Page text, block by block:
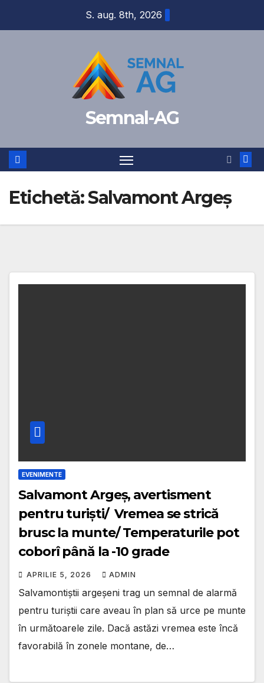
S. aug. 8th, 2026
Semnal-AG
Etichetă:Salvamont Argeș
EVENIMENTE
Salvamont Argeș, avertisment
pentru turiști/ Vremea se strică
brusc la munte/ Temperaturile pot
coborî până la -10 grade
APRILIE 5, 2026 ADMIN
Salvamontiștii argeșeni trag un semnal de alarmă
pentru turiștii care aveau în plan să urce pe munte
în următoarele zile. Dacă astăzi vremea este încă
favorabilă în zonele montane, de…